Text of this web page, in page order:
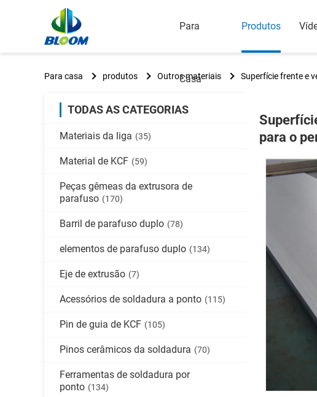
Para
Casa
Produtos
Para casa produtos Outros materiais Superfície frente e
TODAS AS CATEGORIAS
Materiais da liga (35)
Material de KCF (59)
Peças gêmeas da extrusora de
parafuso (170)
Barril de parafuso duplo (78)
elementos de parafuso duplo (134)
Eje de extrusão (7)
Acessórios de soldadura a ponto (115)
Pin de guia de KCF (105)
Pinos cerâmicos da soldadura (70)
Ferramentas de soldadura por
ponto (134)
para o